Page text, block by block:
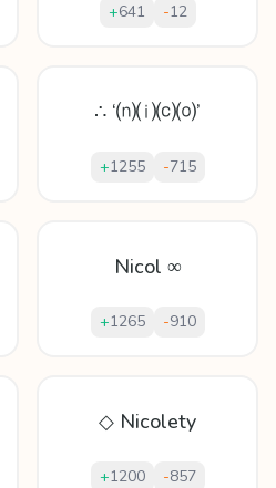
+641 -12
∴ ‘⒩⒤⒞⒪’
+1255 -715
Nicol ∞
+1265 -910
◇ Nicolety
+1200 -857